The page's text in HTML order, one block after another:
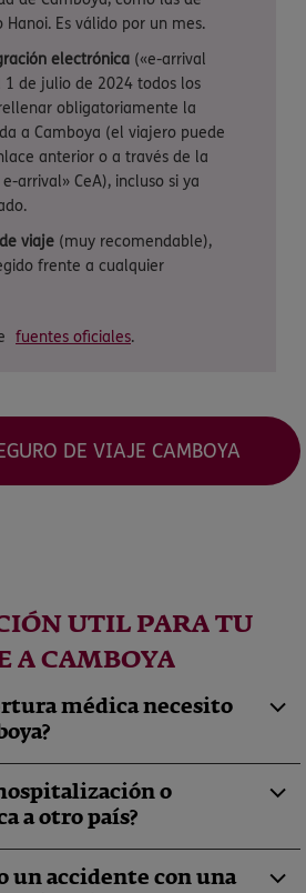
Hanoi. Es válido por un mes.
electrónica («e-arrival
1 de julio de 2024 todos los
obligatoriamente la
a Camboya (el viajero puede
anterior o a través de la
arrival» CeA), incluso si ya
viaje (muy recomendable),
frente a cualquier
fuentes oficiales.
DE VIAJE CAMBOYA
UTIL PARA TU
A CAMBOYA
médica necesito
o
a otro país?
un accidente con una